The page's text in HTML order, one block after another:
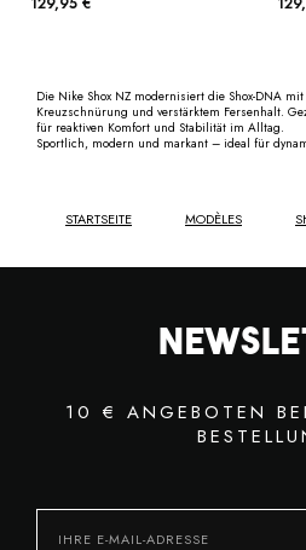
Die Nike Shox NZ modernisiert die Shox-DNA
Kreuzschnürung und verstärktem Fersenhalt.
für reaktiven Komfort und Stabilität im Alltag.
Sportlich, modern und markant – ideal für
STARTSEITE MODÈLES
10 € ANGEBOTEN